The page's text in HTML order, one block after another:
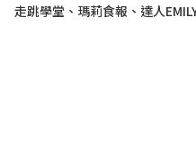
走跳學堂 、 瑪莉食報 、 達人